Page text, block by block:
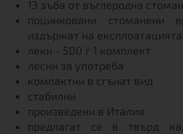
13 зъба от въглеродна
поцинковани стоманени
издържат на
леки - 500 г 1 комплект
лесни за употреба
компактни в сгънат вид
стабилни
произведени в Италия
предлагат се в твърд